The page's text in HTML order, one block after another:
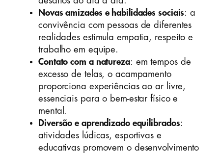
Novas amizades e habilidades sociais: a
convivência com pessoas de diferentes
realidades estimula empatia, respeito e
trabalho em equipe.
Contato com a natureza: em tempos de
excesso de telas, o acampamento
proporciona experiências ao ar livre,
essenciais para o bem-estar físico e
mental.
Diversão e aprendizado equilibrados:
atividades lúdicas, esportivas e
educativas promovem o desenvolvimento